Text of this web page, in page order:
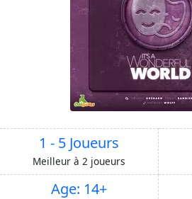
1 - 5 Joueurs
Meilleur à 2 joueurs
Age: 14+